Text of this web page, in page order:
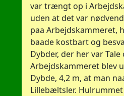
var trængt op i
uden at det var
paa Arbejdskammeret,
baade kostbart og
Dybder, der her var Tale
Arbejdskammeret blev
Dybde, 4,2 m, at man
Lillebæltsler.